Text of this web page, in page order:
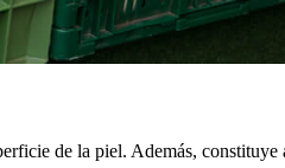
de la piel. Además,